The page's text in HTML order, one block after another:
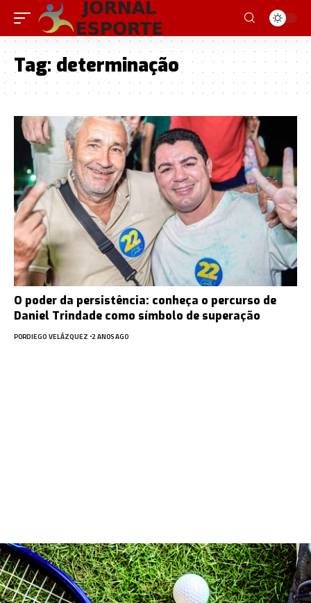
Tag: determinação
O poder da persistência: conheça o percurso de
Daniel Trindade como símbolo de superação
PORDIEGO VELÁZQUEZ 2 ANOS AGO